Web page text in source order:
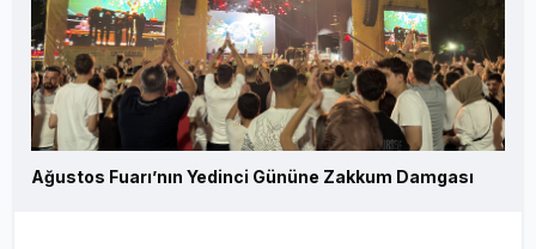
Ağustos Fuarı’nın Yedinci Gününe Zakkum Damgası